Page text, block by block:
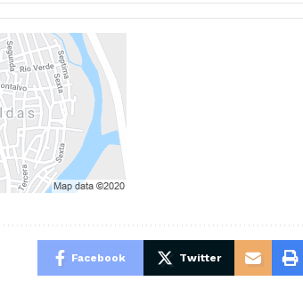
Facebook Twitter